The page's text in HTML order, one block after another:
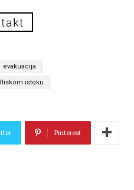
evakuacija
istoku
Pinterest